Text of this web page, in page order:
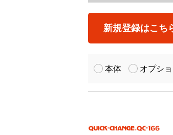
新規登録はこち
本体 オプシ